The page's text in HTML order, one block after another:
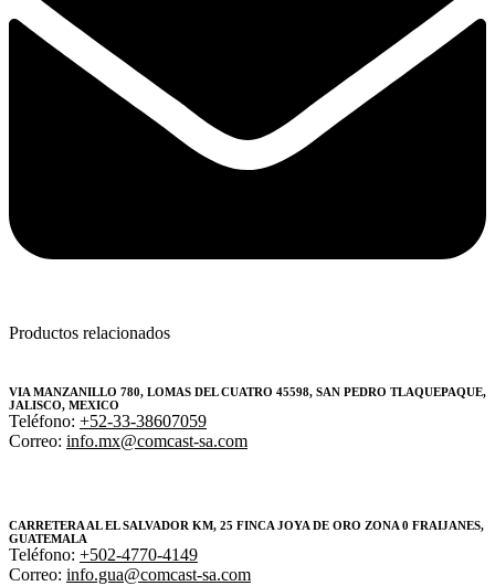
Productos relacionados
VIA MANZANILLO 780, LOMAS DEL CUATRO 45598, SAN PEDRO TLAQUEPAQUE,
JALISCO, MEXICO
Teléfono: +52-33-38607059
Correo: info.mx@comcast-sa.com
CARRETERA AL EL SALVADOR KM, 25 FINCA JOYA DE ORO ZONA 0 FRAIJANES,
GUATEMALA
Teléfono: +502-4770-4149
Correo: info.gua@comcast-sa.com